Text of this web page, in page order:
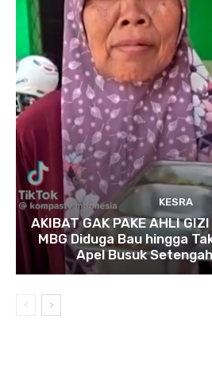
KESRA
AKIBAT GAK PAKE AHLI
MBG Diduga Bau hingga
Apel Busuk